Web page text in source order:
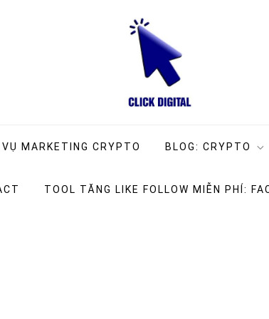
VỤ MARKETING CRYPTO BLOG: CRYPTO
TOOL TĂNG LIKE FOLLOW MIỄN PHÍ: